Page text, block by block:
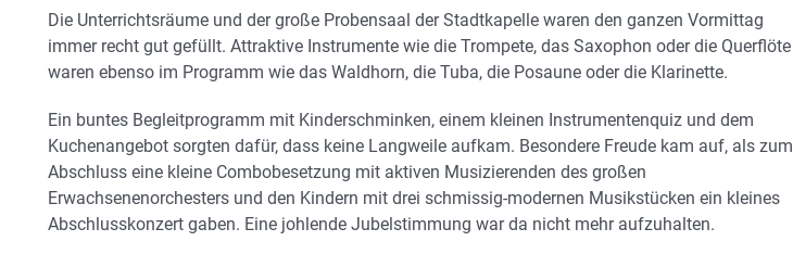
Die Unterrichtsräume und der große Probensaal der Stadtkapelle waren den ganzen Vormittag
immer recht gut gefüllt. Attraktive Instrumente wie die Trompete, das Saxophon oder die Querflöte
waren ebenso im Programm wie das Waldhorn, die Tuba, die Posaune oder die Klarinette.
Ein buntes Begleitprogramm mit Kinderschminken, einem kleinen Instrumentenquiz und dem
Kuchenangebot sorgten dafür, dass keine Langweile aufkam. Besondere Freude kam auf, als zum
Abschluss eine kleine Combobesetzung mit aktiven Musizierenden des großen
Erwachsenenorchesters und den Kindern mit drei schmissig-modernen Musikstücken ein kleines
Abschlusskonzert gaben. Eine johlende Jubelstimmung war da nicht mehr aufzuhalten.